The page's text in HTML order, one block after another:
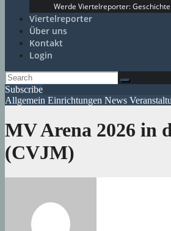
Werde Viertelreporter:
Viertelreporter
Über uns
Kontakt
Login
Subscribe
Allgemein Einrichtungen News
MV Arena 2026 in
(CVJM)